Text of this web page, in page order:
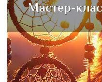
Мастер-